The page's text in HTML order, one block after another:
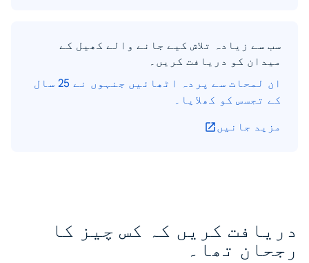
سب سے زیادہ تلاش کیے جانے والے کھیل کے
میدان کو دریافت کریں۔
ان لمحات سے پردہ اٹھائیں جنہوں نے 25 سال
کے تجسس کو کھلایا۔
مزید جانیں
دریافت کریں کہ کس چیز کا
رجحان تھا۔